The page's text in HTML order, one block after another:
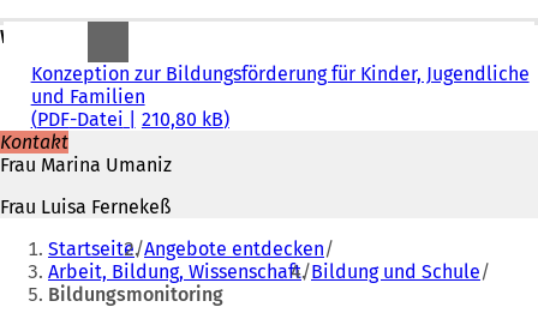
Weitere Informationen
Konzeption zur Bildungsförderung für Kinder, Jugendliche
und Familien
PDF-Datei
210,80 kB
Kontakt
Frau Marina Umaniz
Frau Luisa Fernekeß
Sie
befinden
sich
Startseite Angebote entdecken
Arbeit, Bildung, Wissenschaft Bildung und Schule
Bildungsmonitoring